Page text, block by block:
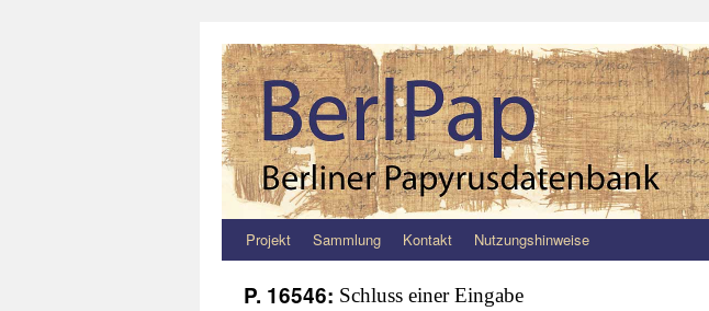
ZumProjekt Sammlung Kontakt Nutzungshinweise
P. 16546: Schluss einer Eingabe